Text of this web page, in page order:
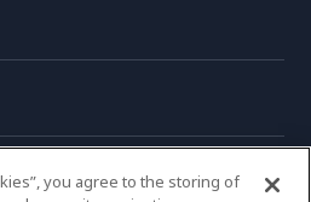
you agree to the storing of